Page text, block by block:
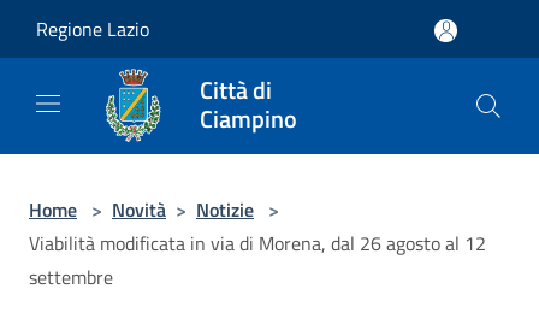
Regione Lazio
Città di
Ciampino
Home > Novità > Notizie >
Viabilità modificata in via di Morena, dal 26 agosto al 12
settembre